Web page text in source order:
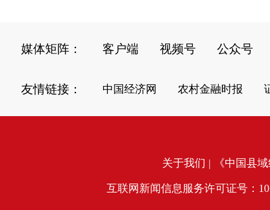
媒体矩阵： 客户端 视频号 公众号
友情链接： 中国经济网 农村金融时报
关于我们 | 《中国县
互联网新闻信息服务许可证号：